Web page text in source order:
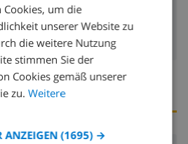
DUTCH
SPANISH
GERMAN
ITALIAN
um die
unserer Website zu
die weitere Nutzung
stimmen Sie der
Cookies gemäß unserer
zu. Weitere
ANZEIGEN (1695) →